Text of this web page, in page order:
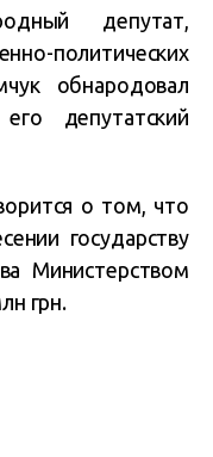
депутат,
политических
обнародовал
депутатский
о том, что
государству
Министерством
грн.